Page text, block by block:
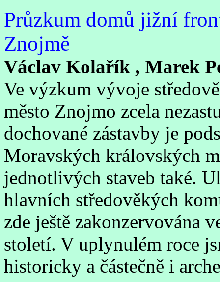
Průzkum domů jižní
Znojmě
Václav Kolařík , Marek
Ve výzkum vývoje
město Znojmo zcela
dochované zástavby je
Moravských královských
jednotlivých staveb také.
hlavních středověkých
zde ještě zakonzervována
století. V uplynulém roce
historicky a částečně i